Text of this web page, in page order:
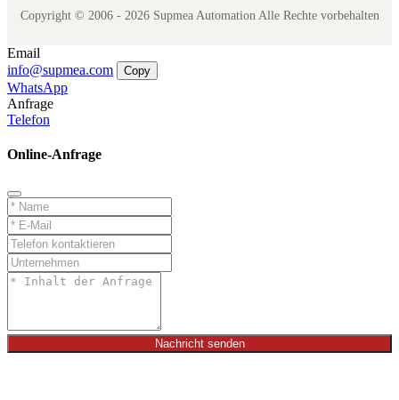
Copyright © 2006 - 2026 Supmea Automation Alle Rechte vorbehalten
Email
info@supmea.com
Copy
WhatsApp
Anfrage
Telefon
Online-Anfrage
Nachricht senden